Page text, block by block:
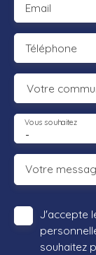
Email
Téléphone
Votre
-
Vous souhaitez
Votre
J'accepte
souhaitez